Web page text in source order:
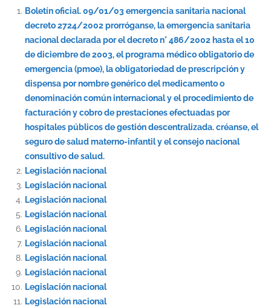
Boletín oficial. 09/01/03 emergencia sanitaria nacional
decreto 2724/2002 prorróganse, la emergencia sanitaria
nacional declarada por el decreto n° 486/2002 hasta el 10
de diciembre de 2003, el programa médico obligatorio de
emergencia (pmoe), la obligatoriedad de prescripción y
dispensa por nombre genérico del medicamento o
denominación común internacional y el procedimiento de
facturación y cobro de prestaciones efectuadas por
hospitales públicos de gestión descentralizada. créanse, el
seguro de salud materno-infantil y el consejo nacional
consultivo de salud.
Legislación nacional
Legislación nacional
Legislación nacional
Legislación nacional
Legislación nacional
Legislación nacional
Legislación nacional
Legislación nacional
Legislación nacional
Legislación nacional